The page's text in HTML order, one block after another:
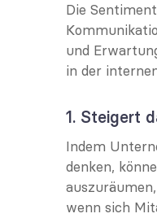
Die
und
in der
1. Steigert
Indem
denken,
wenn sich